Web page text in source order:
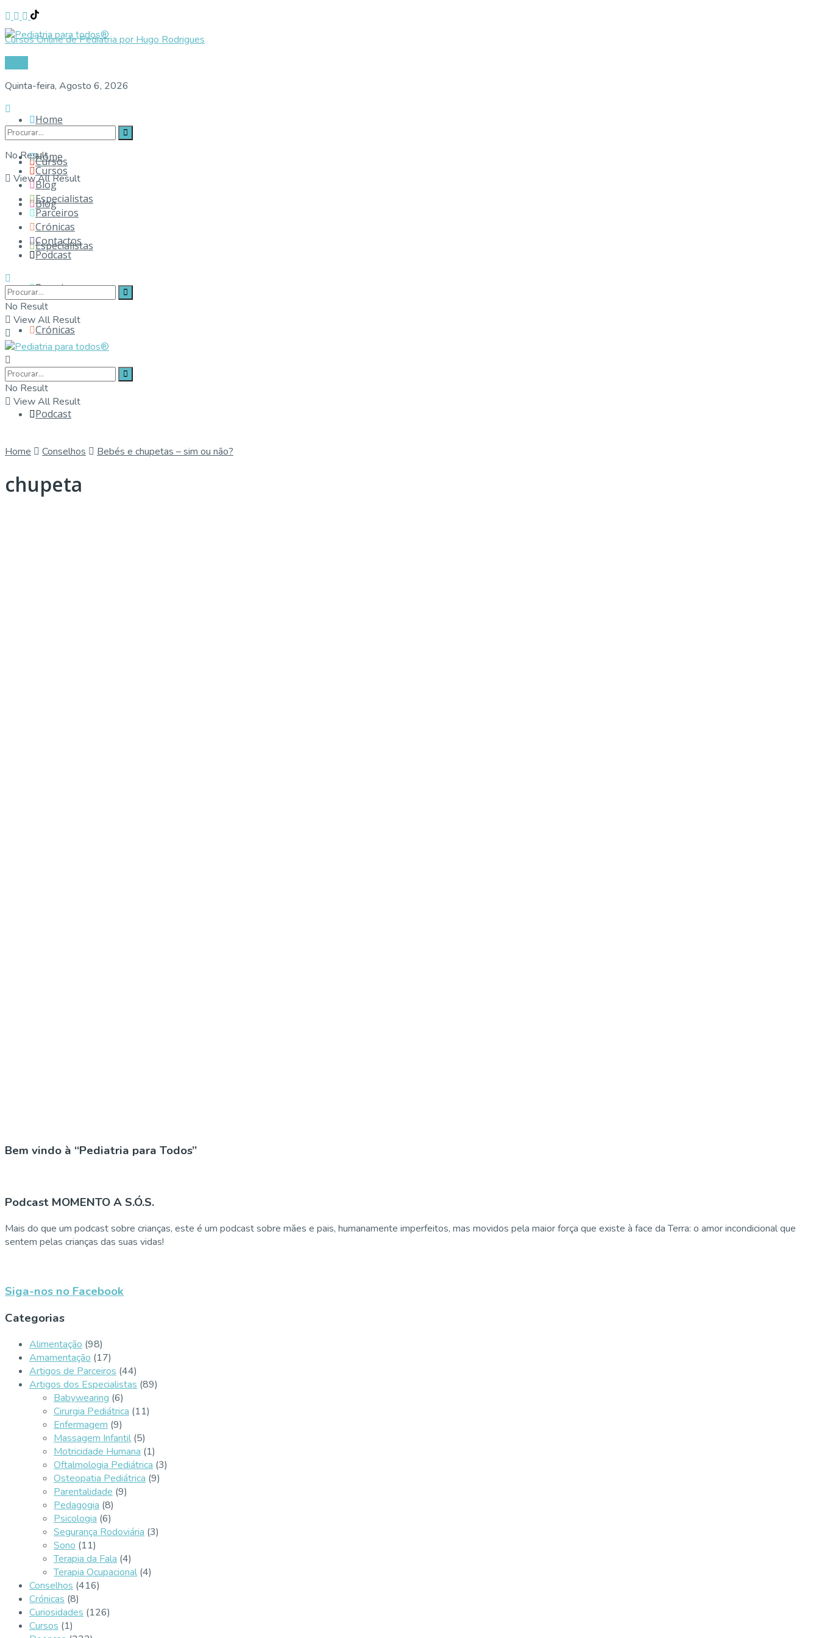
Cursos Online de Pediatria por Hugo Rodrigues
Quinta-feira, Agosto 6, 2026
No Result
View All Result
Home
Cursos
Blog
Especialistas
Parceiros
Crónicas
Contactos
Podcast
Home
Cursos
Blog
Especialistas
Parceiros
Crónicas
Contactos
Podcast
No Result
View All Result
No Result
View All Result
Home Conselhos Bebés e chupetas – sim ou não?
chupeta
Bem vindo à “Pediatria para Todos”
Podcast MOMENTO A S.Ó.S.
Mais do que um podcast sobre crianças, este é um podcast sobre mães e pais, humanamente imperfeitos, mas movidos pela maior força que existe à face da Terra: o amor incondicional que
sentem pelas crianças das suas vidas!
Siga-nos no Facebook
Categorias
Alimentação (98)
Amamentação (17)
Artigos de Parceiros (44)
Artigos dos Especialistas (89)
Babywearing (6)
Cirurgia Pediátrica (11)
Enfermagem (9)
Massagem Infantil (5)
Motricidade Humana (1)
Oftalmologia Pediátrica (3)
Osteopatia Pediátrica (9)
Parentalidade (9)
Pedagogia (8)
Psicologia (6)
Segurança Rodoviária (3)
Sono (11)
Terapia da Fala (4)
Terapia Ocupacional (4)
Conselhos (416)
Crónicas (8)
Curiosidades (126)
Cursos (1)